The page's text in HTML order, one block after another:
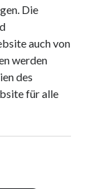
Die
auch von
werden
des
für alle